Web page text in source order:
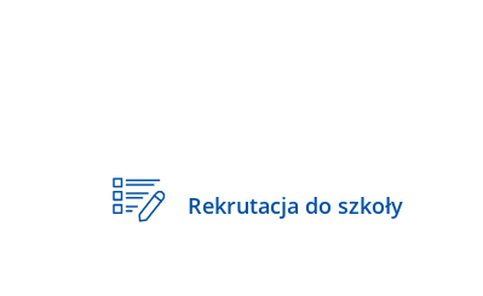
Rekrutacja do szkoły